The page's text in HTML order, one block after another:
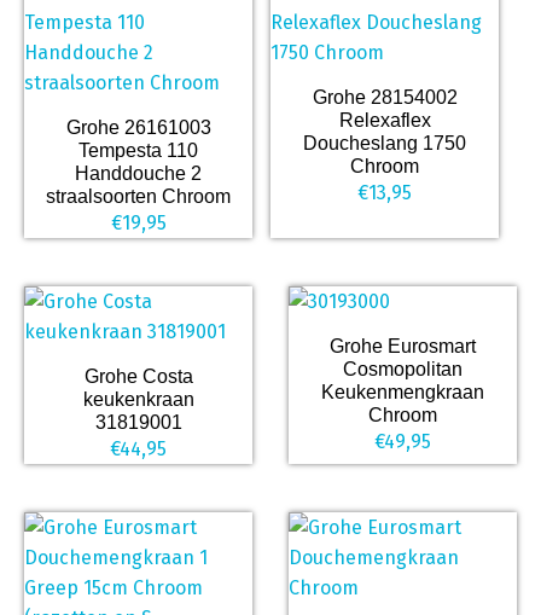
Grohe 26161003
Tempesta 110
Handdouche 2
straalsoorten Chroom
€19,95
Grohe 28154002
Relexaflex
Doucheslang 1750
Chroom
€13,95
Grohe Costa
keukenkraan
31819001
€44,95
Grohe Eurosmart
Cosmopolitan
Keukenmengkraan
Chroom
€49,95